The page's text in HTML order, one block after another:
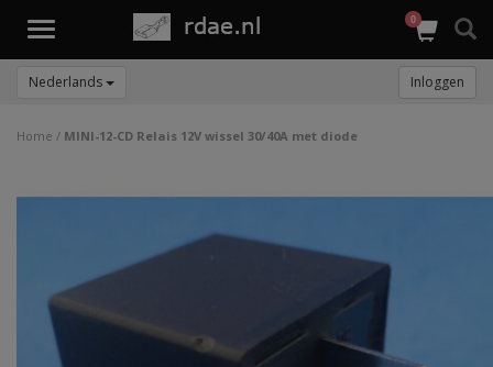
Toggle
0
Nederlands Inloggen
Home / MINI-12-CD Relais 12V wissel 30/40A met diode